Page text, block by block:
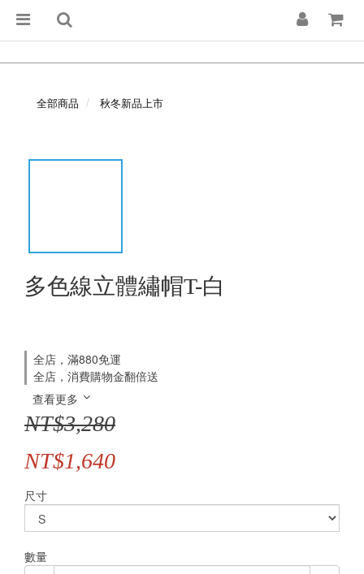
全部商品 秋冬新品上市
多色線立體繡帽T-白
全店，滿880免運
全店，消費購物金翻倍送
查看更多
NT$3,280
NT$1,640
尺寸
數量